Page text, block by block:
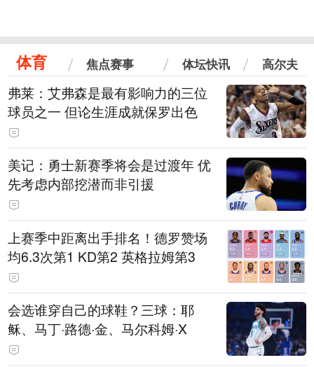
体育 焦点赛事 体坛快讯 高尔夫
弗莱：艾弗森是最有影响力的三位
球员之一 但论生涯成就保罗出色
美记：勇士新赛季将会是过渡年 优
先考虑内部挖潜而非引援
上赛季中距离出手排名！德罗赞场
均6.3次第1 KD第2 英格拉姆第3
会选谁穿自己的球鞋？三球：耶
稣、马丁·路德·金、马尔科姆·X